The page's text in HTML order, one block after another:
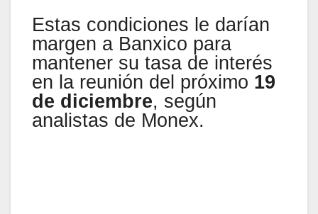
Estas condiciones le darían
margen a Banxico para
mantener su tasa de interés
en la reunión del próximo 19
de diciembre, según
analistas de Monex.